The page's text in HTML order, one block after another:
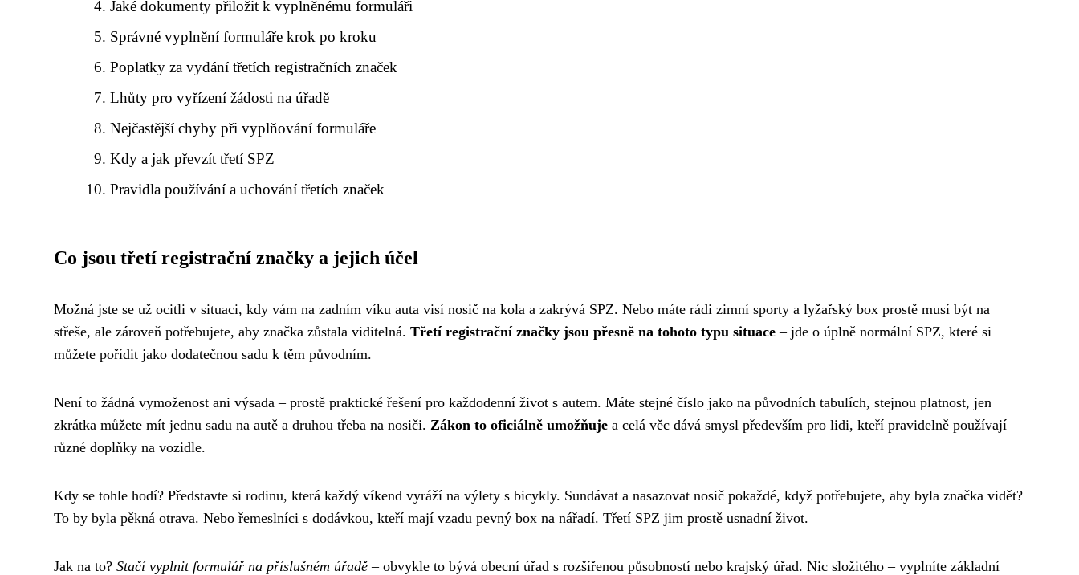
Jaké dokumenty přiložit k vyplněnému formuláři
Správné vyplnění formuláře krok po kroku
Poplatky za vydání třetích registračních značek
Lhůty pro vyřízení žádosti na úřadě
Nejčastější chyby při vyplňování formuláře
Kdy a jak převzít třetí SPZ
Pravidla používání a uchování třetích značek
Co jsou třetí registrační značky a jejich účel
Možná jste se už ocitli v situaci, kdy vám na zadním víku auta visí nosič na kola a zakrývá SPZ. Nebo máte rádi zimní sporty a lyžařský box prostě musí být na
střeše, ale zároveň potřebujete, aby značka zůstala viditelná. Třetí registrační značky jsou přesně na tohoto typu situace – jde o úplně normální SPZ, které si
můžete pořídit jako dodatečnou sadu k těm původním.
Není to žádná vymoženost ani výsada – prostě praktické řešení pro každodenní život s autem. Máte stejné číslo jako na původních tabulích, stejnou platnost, jen
zkrátka můžete mít jednu sadu na autě a druhou třeba na nosiči. Zákon to oficiálně umožňuje a celá věc dává smysl především pro lidi, kteří pravidelně používají
různé doplňky na vozidle.
Kdy se tohle hodí? Představte si rodinu, která každý víkend vyráží na výlety s bicykly. Sundávat a nasazovat nosič pokaždé, když potřebujete, aby byla značka vidět?
To by byla pěkná otrava. Nebo řemeslníci s dodávkou, kteří mají vzadu pevný box na nářadí. Třetí SPZ jim prostě usnadní život.
Jak na to? Stačí vyplnit formulář na příslušném úřadě – obvykle to bývá obecní úřad s rozšířenou působností nebo krajský úřad. Nic složitého – vyplníte základní